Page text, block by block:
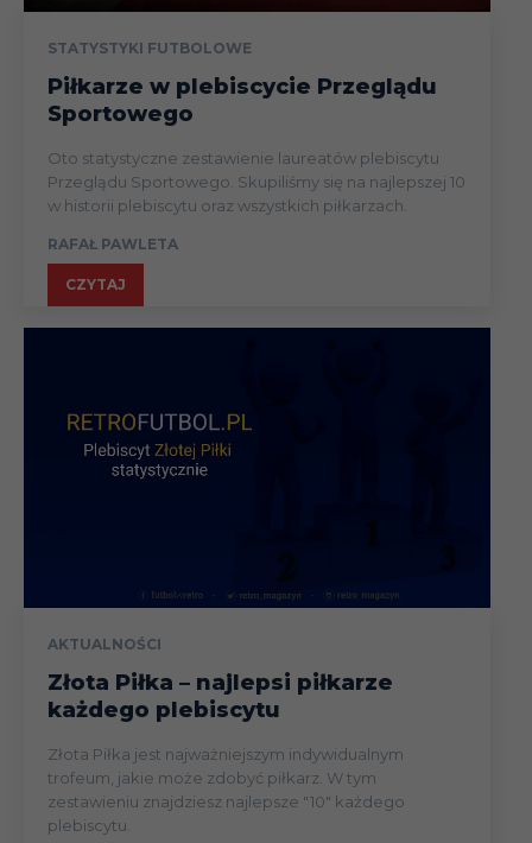
STATYSTYKI FUTBOLOWE
Piłkarze w plebiscycie Przeglądu
Sportowego
Oto statystyczne zestawienie laureatów plebiscytu
Przeglądu Sportowego. Skupiliśmy się na najlepszej 10
w historii plebiscytu oraz wszystkich piłkarzach.
RAFAŁ PAWLETA
CZYTAJ
AKTUALNOŚCI
Złota Piłka – najlepsi piłkarze
każdego plebiscytu
Złota Piłka jest najważniejszym indywidualnym
trofeum, jakie może zdobyć piłkarz. W tym
zestawieniu znajdziesz najlepsze "10" każdego
plebiscytu.